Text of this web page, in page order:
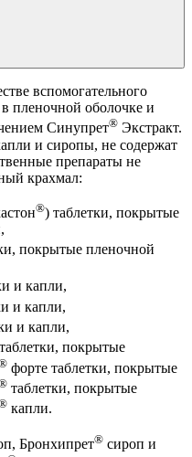
вспомогательного
в пленочной оболочке и
Синупрет® Экстракт.
и сиропы, не содержат
препараты не
крахмал:
®) таблетки, покрытые
покрытые пленочной
и капли,
и капли,
и капли,
покрытые
форте таблетки, покрытые
таблетки, покрытые
капли.
Бронхипрет® сироп и